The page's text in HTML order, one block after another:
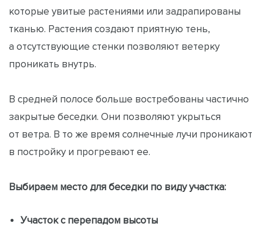
которые увитые растениями или задрапированы
тканью. Растения создают приятную тень,
а отсутствующие стенки позволяют ветерку
проникать внутрь.
В средней полосе больше востребованы частично
закрытые беседки. Они позволяют укрыться
от ветра. В то же время солнечные лучи проникают
в постройку и прогревают ее.
Выбираем место для беседки по виду участка:
Участок с перепадом высоты